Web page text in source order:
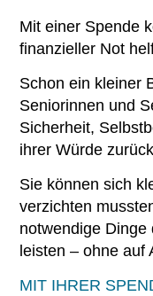
Mit einer Spende
finanzieller Not
Schon ein kleiner
Seniorinnen und
Sicherheit,
ihrer Würde
Sie können sich
verzichten
notwendige Dinge
leisten – ohne auf
MIT IHRER